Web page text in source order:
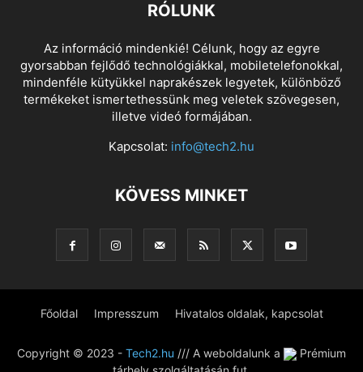
RÓLUNK
Az információ mindenkié! Célunk, hogy az egyre
gyorsabban fejlődő technológiákkal, mobiletelefonokkal,
mindenféle kütyükkel naprakészek legyetek, különböző
termékeket ismertethessünk meg veletek szövegesen,
illetve videó formájában.
Kapcsolat: info@tech2.hu
KÖVESS MINKET
Főoldal Impresszum Hivatalos oldalak, kapcsolat
Copyright © 2023 - Tech2.hu /// A weboldalunk a
Prémium